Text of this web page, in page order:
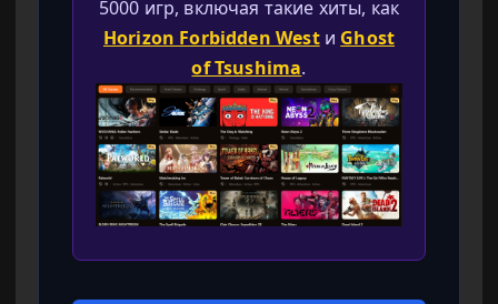
5000 игр, включая такие хиты, как
Horizon Forbidden Westи Ghost
of Tsushima.